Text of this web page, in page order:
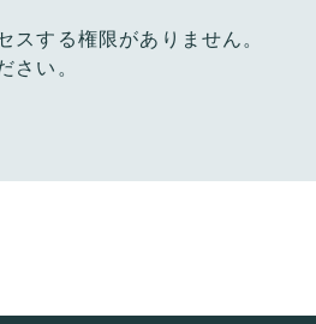
スする権限がありません。
さい。